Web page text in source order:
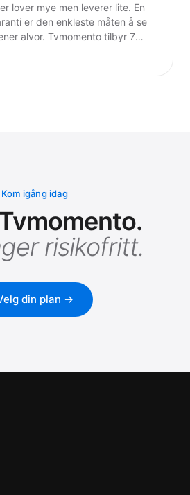
lover mye men leverer lite. En
er den enkleste måten å se
alvor. Tvmomento tilbyr 7
Kom igång idag
risikofritt.
din plan →